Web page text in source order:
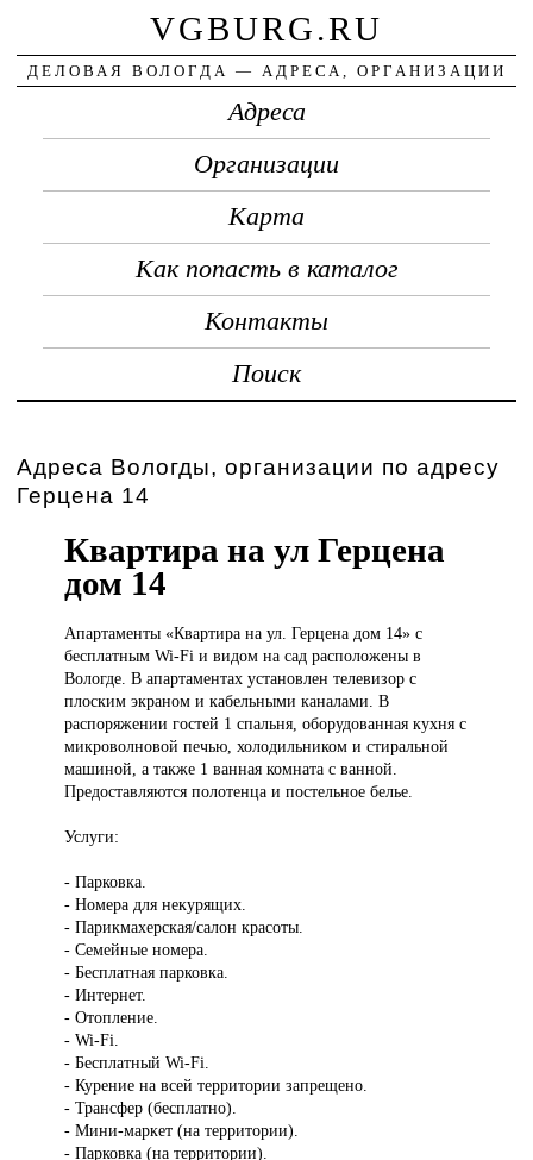
VGBURG.RU
ДЕЛОВАЯ ВОЛОГДА — АДРЕСА, ОРГАНИЗАЦИИ
Адреса
Организации
Карта
Как попасть в каталог
Контакты
Поиск
Адреса Вологды, организации по адресу
Герцена 14
Квартира на ул Герцена
дом 14
Апартаменты «Квартирана ул. Герцена дом 14» с
бесплатным Wi-Fi и видом на сад расположены в
Вологде. В апартаментах установлен телевизор с
плоским экраном и кабельными каналами. В
распоряжении гостей 1 спальня, оборудованная кухня с
микроволновой печью, холодильником и стиральной
машиной, а также 1 ванная комната с ванной.
Предоставляются полотенца и постельное белье.
Услуги:
- Парковка.
- Номера для некурящих.
- Парикмахерская/салон красоты.
- Семейные номера.
- Бесплатная парковка.
- Интернет.
- Отопление.
- Wi-Fi.
- Бесплатный Wi-Fi.
- Курение на всей территории запрещено.
- Трансфер (бесплатно).
- Мини-маркет (на территории).
- Парковка (на территории).